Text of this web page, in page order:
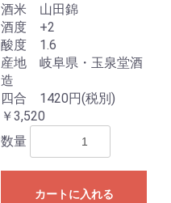
酒米 山田錦
酒度 +2
酸度 1.6
産地 岐阜県・玉泉堂酒
造
四合 1420円(税別)
￥3,520
数量
カートに入れる